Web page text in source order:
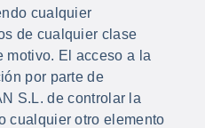
cualquier
de cualquier clase
motivo. El acceso a la
por parte de
S.L. de controlar la
cualquier otro elemento